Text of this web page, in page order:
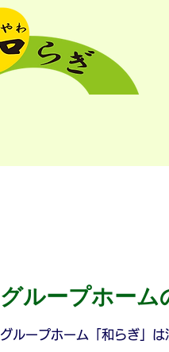
グループホーム
グループホーム「和らぎ」